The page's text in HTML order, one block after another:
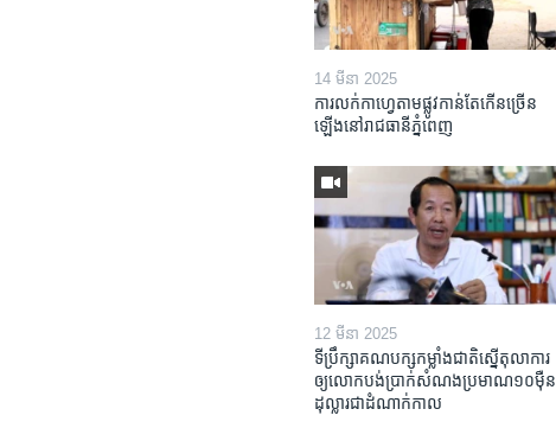
14 មីនា 2025
ការលក់​កាហ្វេ​តាម​ផ្លូវ​កាន់តែ​កើន​ច្រើន​
ឡើង​នៅ​រាជធានី​ភ្នំពេញ
12 មីនា 2025
ទីប្រឹក្សា​គណបក្ស​កម្លាំង​ជាតិ​ស្នើ​តុលាការ​
ឲ្យ​លោក​បង់ប្រាក់​សំណង​ប្រមាណ​១០​ម៉ឺន​
ដុល្លារ​ជា​ដំណាក់កាល